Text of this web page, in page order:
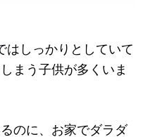
はしっかりとしていて
まう子供が多くいま
のに、お家でダラダ